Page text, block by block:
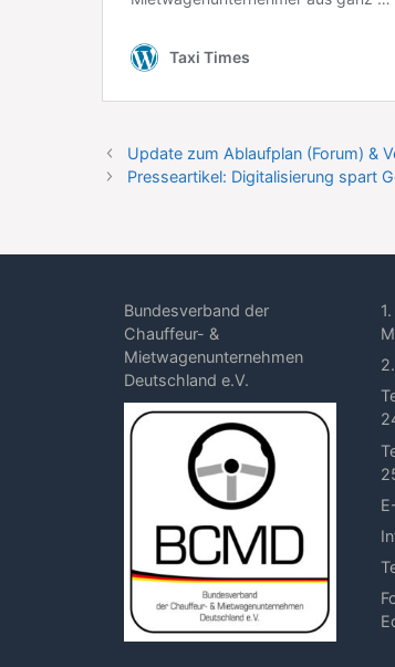
Update zum Ablaufplan (Forum) &
Presseartikel: Digitalisierung spart
Bundesverband der
Chauffeur- &
Mietwagenunternehmen
Deutschland e.V.